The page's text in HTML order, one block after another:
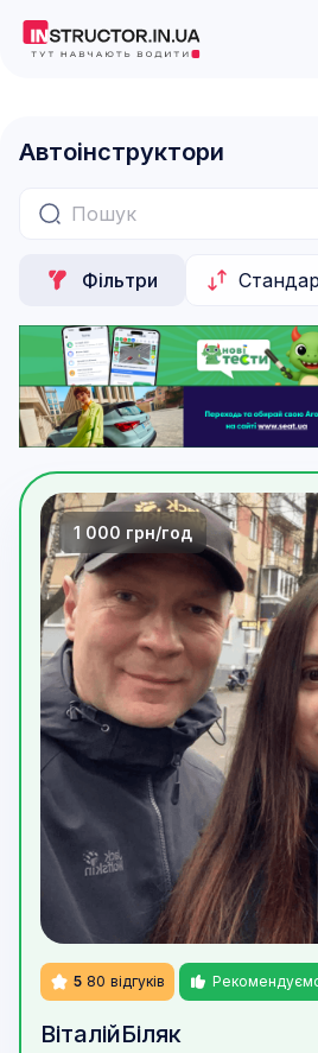
Автоінструктори
Фільтри
5 80 відгуків
ВіталійБіляк
1 000 грн/год